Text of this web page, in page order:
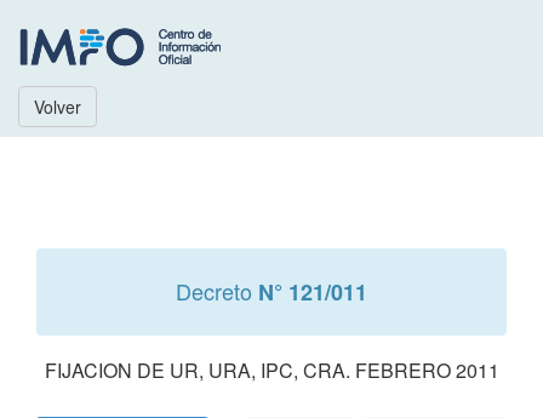
Volver
Decreto N° 121/011
FIJACION DE UR, URA, IPC, CRA. FEBRERO 2011